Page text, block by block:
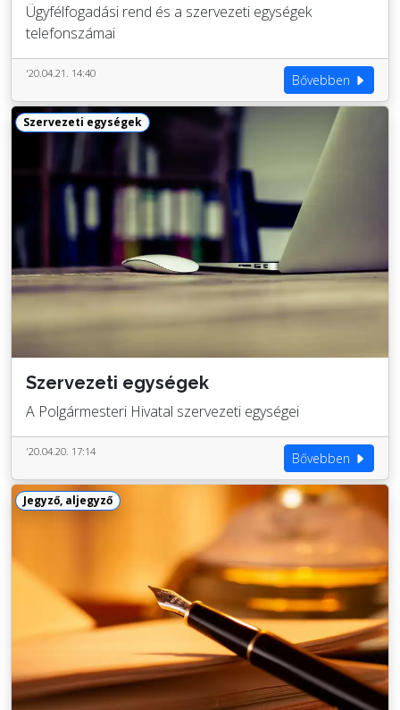
Ügyfélfogadási rend és a szervezeti egységek
telefonszámai
'20.04.21. 14:40 Bővebben
Szervezeti egységek
Szervezeti egységek
A Polgármesteri Hivatal szervezeti egységei
'20.04.20. 17:14 Bővebben
Jegyző, aljegyző